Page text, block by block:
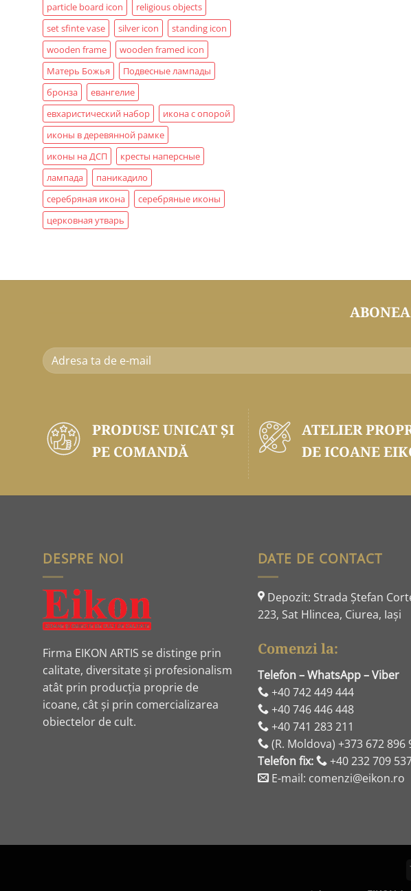
particle board icon
religious objects
set sfinte vase
silver icon
standing icon
wooden frame
wooden framed icon
Матерь Божья
Подвесные лампады
бронза
евангелие
евхаристический набор
икона с опорой
иконы в деревянной рамке
иконы на ДСП
кресты наперсные
лампада
паникадило
серебряная икона
серебряные иконы
церковная утварь
PRODUSE UNICAT ŞI
PE COMANDĂ
ATELIER
DE ICOANE
DESPRE NOI
Firma EIKON ARTIS se distinge prin
calitate, diversitate și profesionalism
atât prin producția proprie de
icoane, cât și prin comercializarea
obiectelor de cult.
DATE DE CONTACT
Depozit: Strada Ştefan
223, Sat Hlincea, Ciurea, Iaşi
Comenzi la:
Telefon – WhatsApp – Viber
+40 742 449 444
+40 746 446 448
+40 741 283 211
(R. Moldova) +373 672 896
Telefon fix:
+40 232 709
E-mail: comenzi@eikon.ro